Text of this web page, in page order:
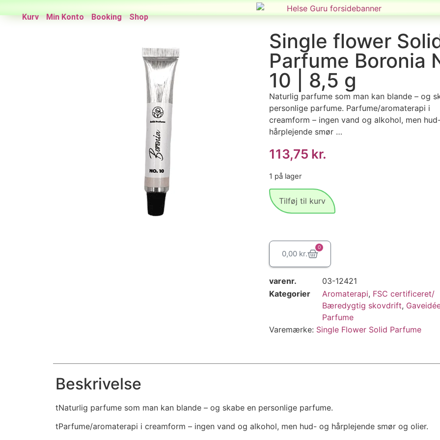
Kurv Min Konto Booking Shop
Single flower
Parfume Boronia
10 | 8,5 g
Naturlig parfume som man kan blande – og
personlige parfume. Parfume/aromaterapi i
creamform – ingen vand og alkohol, men
hårplejende smør …
113,75 kr.
1 på lager
Tilføj til kurv
0,00 kr.
0
varenr.
03-12421
Kategorier
Aromaterapi, FSC certificeret/
Bæredygtig skovdrift,
Parfume
Varemærke: Single Flower Solid Parfume
Beskrivelse
tNaturlig parfume som man kan blande – og skabe en personlige parfume.
tParfume/aromaterapi i creamform – ingen vand og alkohol, men hud- og hårplejende smør og olier.